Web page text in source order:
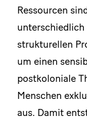
Ressourcen
unterschiedlich
strukturellen
um einen
postkoloniale
Menschen
aus. Damit